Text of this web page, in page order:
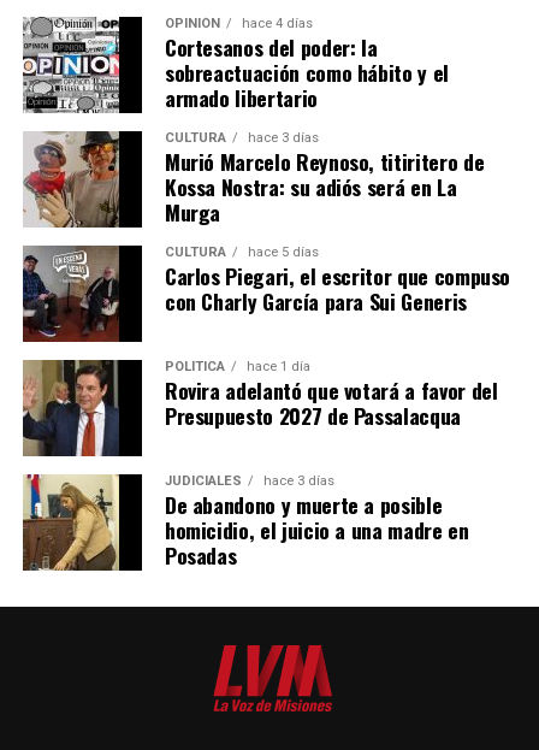
OPINIÓN hace 4 días
Cortesanos del poder: la
sobreactuación como hábito y el
armado libertario
CULTURA hace 3 días
Murió Marcelo Reynoso, titiritero de
Kossa Nostra: su adiós será en La
Murga
CULTURA hace 5 días
Carlos Piegari, el escritor que compuso
con Charly García para Sui Generis
POLÍTICA hace 1 día
Rovira adelantó que votará a favor del
Presupuesto 2027 de Passalacqua
JUDICIALES hace 3 días
De abandono y muerte a posible
homicidio, el juicio a una madre en
Posadas